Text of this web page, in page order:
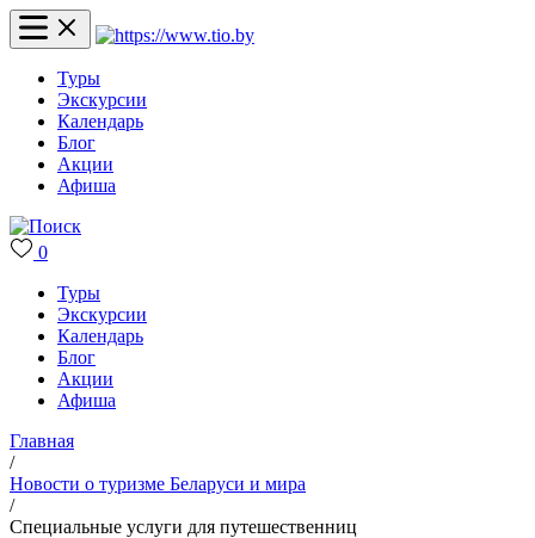
Туры
Экскурсии
Календарь
Блог
Акции
Афиша
0
Туры
Экскурсии
Календарь
Блог
Акции
Афиша
Главная
/
Новости о туризме Беларуси и мира
/
Специальные услуги для путешественниц